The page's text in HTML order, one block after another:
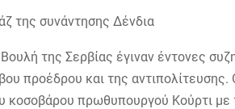
της Σερβίας έγιναν έντονες
προέδρου και της
κοσοβάρου πρωθυπουργού Κούρτι